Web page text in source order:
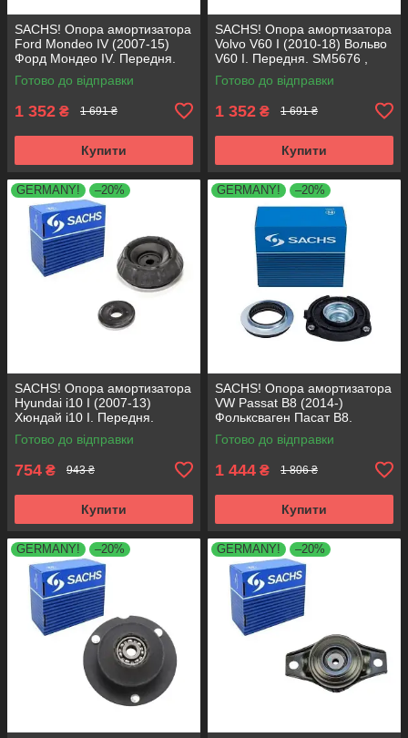
SACHS! Опора амортизатора
Ford Mondeo IV (2007-15)
Форд Мондео IV. Передня.
SM5676 , 803053 , KB652.30
Готово до відправки
1 352 ₴ 1 691 ₴
Купити
SACHS! Опора амортизатора
Volvo V60 I (2010-18) Вольво
V60 I. Передня. SM5676 ,
803053 , KB652.30
Готово до відправки
1 352 ₴ 1 691 ₴
Купити
GERMANY! –20%
SACHS! Опора амортизатора
Hyundai i10 I (2007-13)
Хюндай i10 I. Передня.
SM5818 , 801063 , KB689.27 ,
VKDA88511
Готово до відправки
754 ₴ 943 ₴
Купити
GERMANY! –20%
SACHS! Опора амортизатора
VW Passat B8 (2014-)
Фольксваген Пасат B8.
Передня. 803024 , KB657.27 ,
VKDA35167
Готово до відправки
1 444 ₴ 1 806 ₴
Купити
GERMANY! –20% GERMANY! –20%